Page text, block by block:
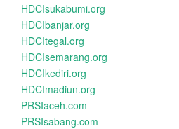
HDCIsukabumi.org
HDCIbanjar.org
HDCItegal.org
HDCIsemarang.org
HDCIkediri.org
HDCImadiun.org
PRSIaceh.com
PRSIsabang.com